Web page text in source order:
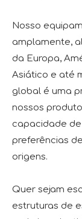
Nosso
amplamente,
da Europa,
Asiático e até
global é uma
nossos
capacidade
preferências
origens.
Quer sejam
estruturas de